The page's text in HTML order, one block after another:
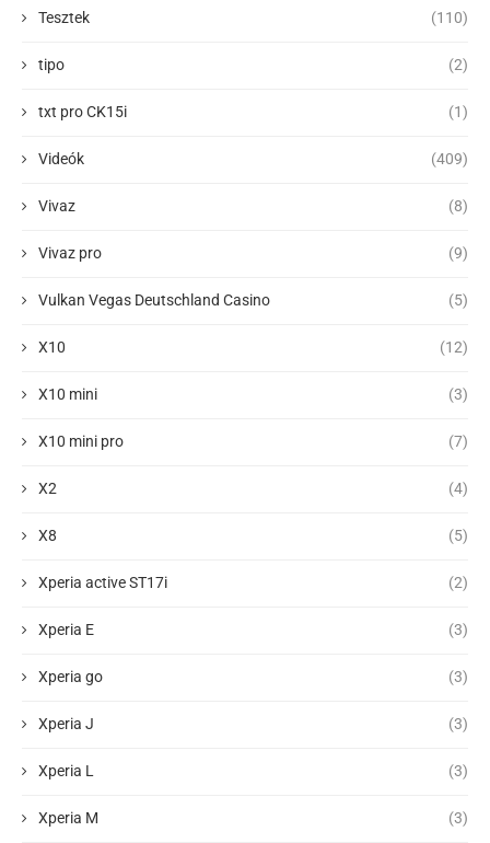
Tesztek (110)
tipo (2)
txt pro CK15i (1)
Videók (409)
Vivaz (8)
Vivaz pro (9)
Vulkan Vegas Deutschland Casino (5)
X10 (12)
X10 mini (3)
X10 mini pro (7)
X2 (4)
X8 (5)
Xperia active ST17i (2)
Xperia E (3)
Xperia go (3)
Xperia J (3)
Xperia L (3)
Xperia M (3)